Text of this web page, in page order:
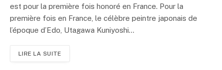
est pour la première fois honoré en France. Pour la
première fois en France, le célèbre peintre japonais de
l’époque d’Edo, Utagawa Kuniyoshi...
LIRE LA SUITE